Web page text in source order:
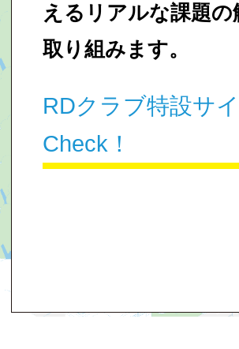
えるリアルな課題の
取り組みます。
RDクラブ特設サ
Check！